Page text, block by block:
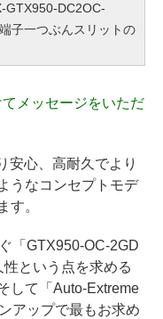
GTX950-DC2OC-
子一つぶんスリットの
メッセージをいただ
安心、高耐久でより
うなコンセプトモデ
す。
「GTX950-OC-2GD
という点を求める
して「Auto-Extreme
アップで最もお求め